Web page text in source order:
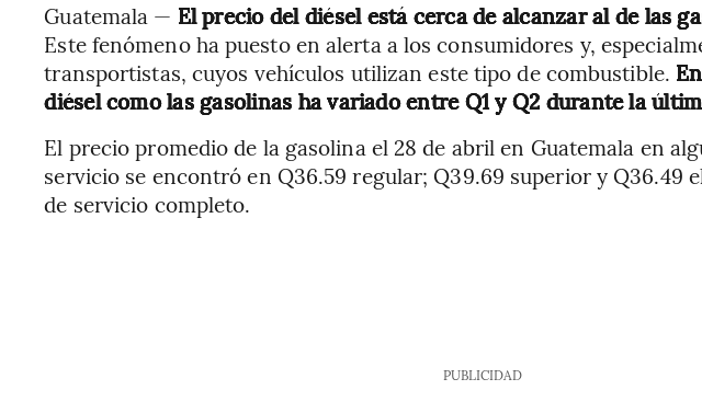
Guatemala — El precio del diésel está cerca de alcanzar al de las
Este fenómeno ha puesto en alerta a los consumidores y,
transportistas, cuyos vehículos utilizan este tipo de combustible.
diésel como las gasolinas ha variado entre Q1 y Q2 durante la
El precio promedio de la gasolina el 28 de abril en Guatemala en
servicio se encontró en Q36.59 regular; Q39.69 superior y Q36.49
de servicio completo.
PUBLICIDAD